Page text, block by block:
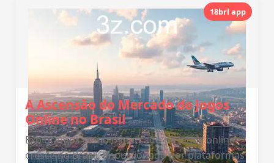
18brl app
A Ascensão do Mercado de Jogos
Online no Brasil
Exploramos como o mercado de jogos online
cresce no Brasil, impulsionado por plataformas